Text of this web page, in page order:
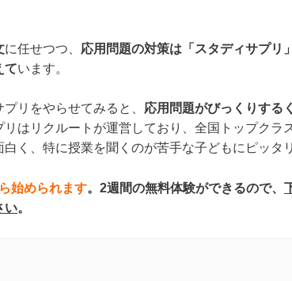
に任せつつ、 応用問題の対策は「スタディサプリ
ています。
リをやらせてみると、 応用問題がびっくりする
はリクルートが運営しており、全国トップクラ
く、特に授業を聞くのが苦手な子どもにピッタ
始められます。 2週間の無料体験ができるので、
い。